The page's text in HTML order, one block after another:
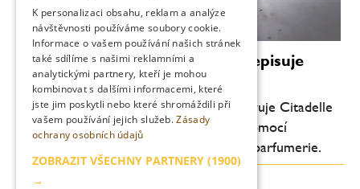
Luxus bez promile: Citadelle přepisuje
pravidla ginu
Průkopník moderního craft ginu představuje Citadelle
0.0 – nealkoholický destilát vytvořený pomocí
technologií inspirovaných světem haute parfumerie.
ENGLISH
K personalizaci obsahu, reklam a analýze
návštěvnosti používáme soubory cookie.
Informace o vašem používání našich stránek
také sdílíme s našimi reklamními a
analytickými partnery, kteří je mohou
kombinovat s dalšími informacemi, které
jste jim poskytli nebo které shromáždili při
vašem používání jejich služeb.Zásady
ochrany osobních údajů
ZOBRAZIT VŠECHNY PARTNERY (1900)
→